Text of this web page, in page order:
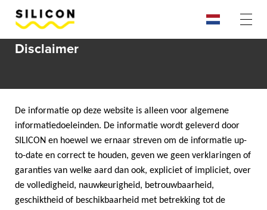
Disclaimer
De informatie op deze website is alleen voor algemene
informatiedoeleinden. De informatie wordt geleverd door
SILICON en hoewel we ernaar streven om de informatie up-
to-date en correct te houden, geven we geen verklaringen of
garanties van welke aard dan ook, expliciet of impliciet, over
de volledigheid, nauwkeurigheid, betrouwbaarheid,
geschiktheid of beschikbaarheid met betrekking tot de